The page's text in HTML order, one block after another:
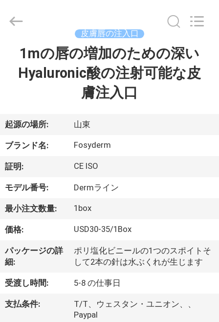
品
わ
た
し
ち
に
つ
い
2026
Jinan
Reserved.
皮膚唇の注入口
1mの唇の増加のための深い
Hyaluronic酸の注射可能な皮
膚注入口
起源の場所: 山東
ブランド名: Fosyderm
証明: CE ISO
モデル番号: Dermライン
最小注文数量: 1box
価格: USD30-35/1Box
パッケージの詳
細:
ポリ塩化ビニールの1つのスポイトそ
して2本の針は水ぶくれが生じます
受渡し時間: 5-8 の仕事日
支払条件:
T/T、ウェスタン・ユニオン、、
Paypal